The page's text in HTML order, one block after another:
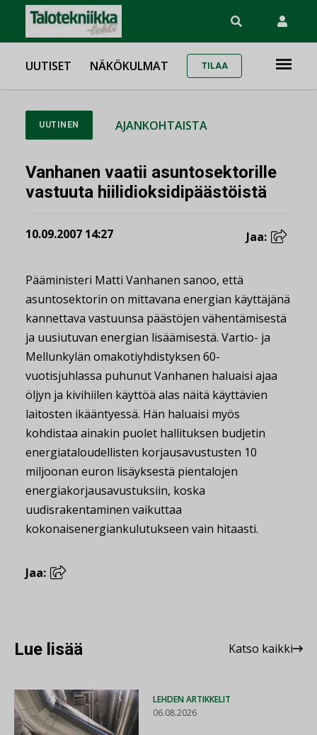
UUTISET NÄKÖKULMAT TILAA
UUTINEN AJANKOHTAISTA
Vanhanen vaatii asuntosektorille
vastuuta hiilidioksidipäästöistä
10.09.2007 14:27 Jaa:
Pääministeri Matti Vanhanen sanoo, että
asuntosektorin on mittavana energian käyttäjänä
kannettava vastuunsa päästöjen vähentämisestä
ja uusiutuvan energian lisäämisestä. Vartio- ja
Mellunkylän omakotiyhdistyksen 60-
vuotisjuhlassa puhunut Vanhanen haluaisi ajaa
öljyn ja kivihiilen käyttöä alas näitä käyttävien
laitosten ikääntyessä. Hän haluaisi myös
kohdistaa ainakin puolet hallituksen budjetin
energiataloudellisten korjausavustusten 10
miljoonan euron lisäyksestä pientalojen
energiakorjausavustuksiin, koska
uudisrakentaminen vaikuttaa
kokonaisenergiankulutukseen vain hitaasti.
Jaa:
Lue lisää Katso kaikki
LEHDEN ARTIKKELIT
06.08.2026